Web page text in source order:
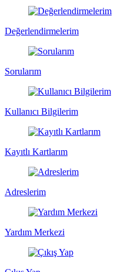
Değerlendirmelerim
Sorularım
Kullanıcı Bilgilerim
Kayıtlı Kartlarım
Adreslerim
Yardım Merkezi